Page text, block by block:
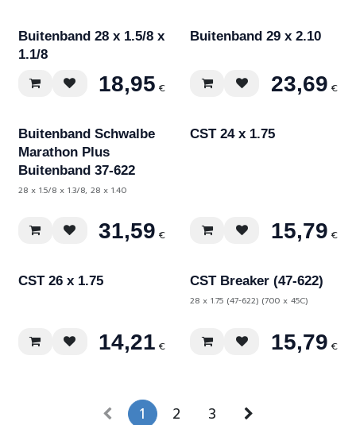
Buitenband 28 x 1.5/8 x
1.1/8
18,95 €
Buitenband 29 x 2.10
23,69 €
Buitenband Schwalbe
Marathon Plus
Buitenband 37-622
28 x 1.5/8 x 1.3/8, 28 x 1.40
31,59 €
CST 24 x 1.75
15,79 €
CST 26 x 1.75
14,21 €
CST Breaker (47-622)
28 x 1.75 (47-622) (700 x 45C)
15,79 €
1 2 3